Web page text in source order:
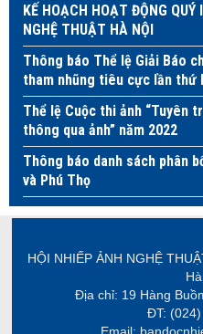
KẾ HOẠCH HOẠT ĐỘNG
NGHỆ THUẬT HÀ NỘI
Thông báo Thể lệ Giải Báo
tham nhũng tiêu cực lần thứ
Thể lệ Cuộc thi ảnh “Tuyên
thông qua ảnh” năm 2022
Thông báo danh sách phân
và Phú Thọ
HỘI NHIẾP ẢNH NGHỆ
Địa chỉ: 19 Hàng
ĐT:
Email: